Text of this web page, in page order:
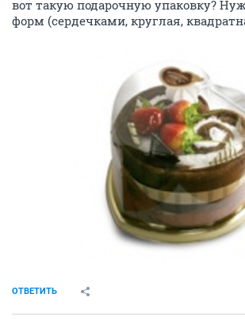
вот такую подарочную упаковку?
форм (сердечками, круглая,
ОТВЕТИТЬ